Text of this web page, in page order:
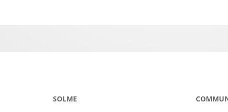
SOLME